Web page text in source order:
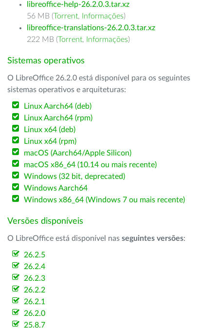
libreoffice-help-26.2.0.3.tar.xz
56 MB (Torrent, Informações)
libreoffice-translations-26.2.0.3.tar.xz
222 MB (Torrent, Informações)
Sistemas operativos
O LibreOffice 26.2.0 está disponível para os seguintes
sistemas operativos e arquiteturas:
Linux Aarch64 (deb)
Linux Aarch64 (rpm)
Linux x64 (deb)
Linux x64 (rpm)
macOS (Aarch64/Apple Silicon)
macOS x86_64 (10.14 ou mais recente)
Windows (32 bit, deprecated)
Windows Aarch64
Windows x86_64 (Windows 7 ou mais recente)
Versões disponíveis
O LibreOffice está disponível nas seguintes versões:
26.2.5
26.2.4
26.2.3
26.2.2
26.2.1
26.2.0
25.8.7